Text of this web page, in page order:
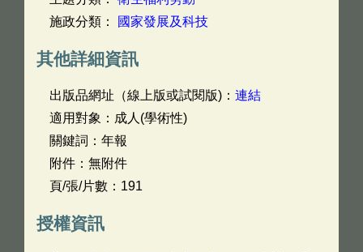
施政分類：
國家發展及科技
其他詳細資訊
出版品網址（線上版或試閱版)： 連結
適用對象：成人(學術性)
關鍵詞：年報
附件：無附件
頁/張/片數：191
授權資訊